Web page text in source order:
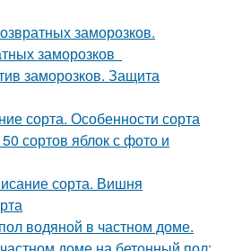
заморозков.
заморозков
заморозков. Защита
сорта. Особенности сорта
сортов яблок с фото и
сорта. Вишня
водяной в частном доме.